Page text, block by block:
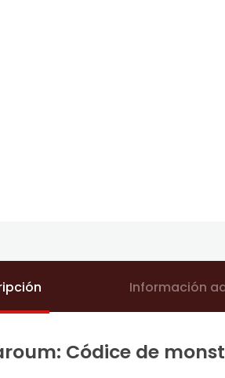
Información
Códice de